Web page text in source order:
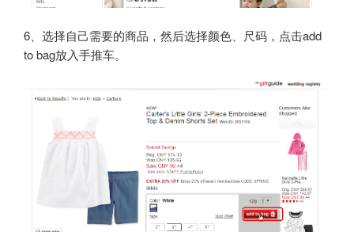
6、选择自己需要的商品，然后选择颜色、尺码，点击add
to bag放入手推车。